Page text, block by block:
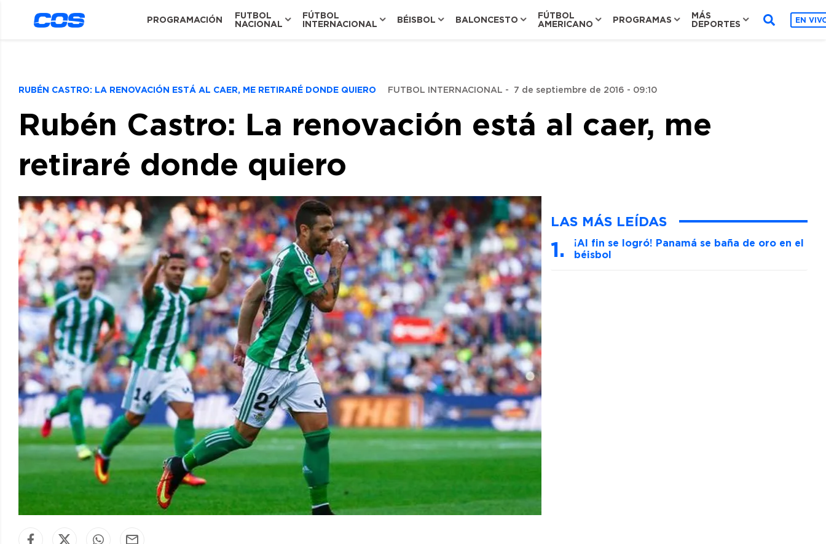
PROGRAMACIÓN
FUTBOL
NACIONAL
FÚTBOL
INTERNACIONAL
BÉISBOL BALONCESTO
FÚTBOL
AMERICANO
PROGRAMAS
MÁS
DEPORTES
EN
RUBÉN CASTRO: LA RENOVACIÓN ESTÁ AL CAER, ME RETIRARÉ DONDE QUIERO FUTBOL INTERNACIONAL - 7 de septiembre de 2016 - 09:10
Rubén Castro: La renovación está al caer, me
retiraré donde quiero
LAS MÁS LEÍDAS
¡Al fin se logró! Panamá se baña de oro en el
béisbol